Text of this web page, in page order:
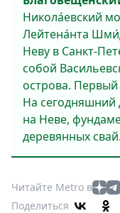
Никола́евский
Лейтена́нта
Неву в Санкт-
собой
острова.
На сегодняшний
на Неве,
деревянных свай.
Читайте Metro в
Поделиться